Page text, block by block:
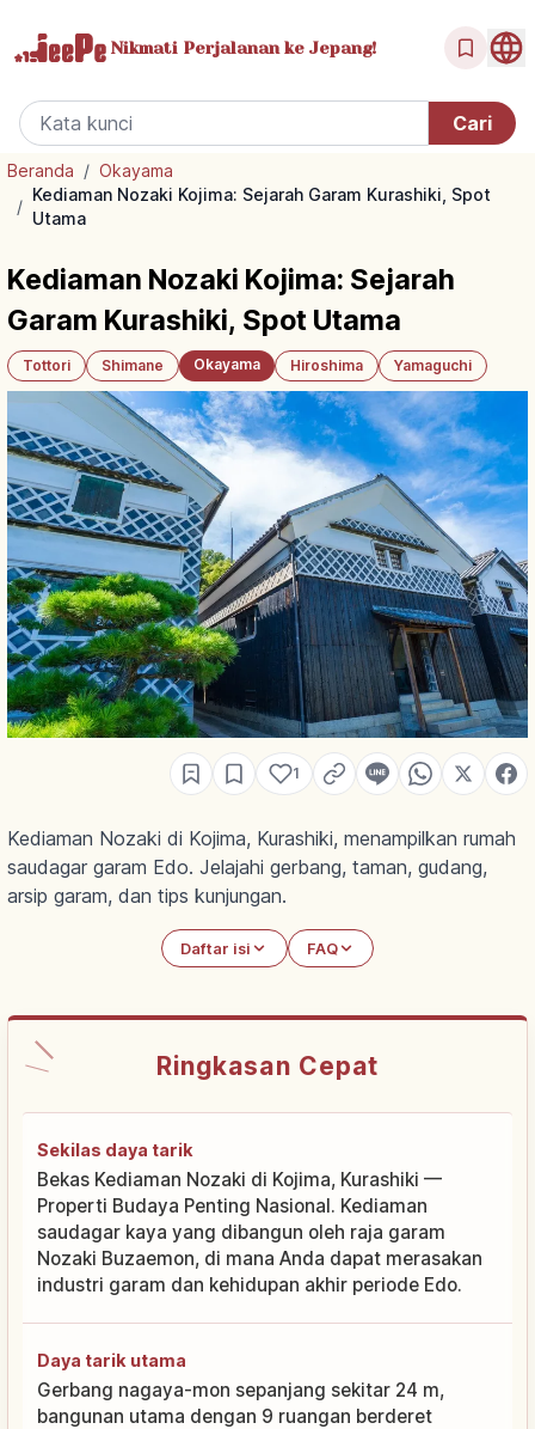
Nikmati Perjalanan ke Jepang!
Beranda / Okayama
/
Kediaman Nozaki Kojima: Sejarah Garam Kurashiki, Spot
Utama
Kediaman Nozaki Kojima: Sejarah
Garam Kurashiki, Spot Utama
Tottori Shimane Okayama Hiroshima Yamaguchi
1
Kediaman Nozaki di Kojima, Kurashiki, menampilkan rumah
saudagar garam Edo. Jelajahi gerbang, taman, gudang,
arsip garam, dan tips kunjungan.
Daftar isi FAQ
Ringkasan Cepat
Sekilas daya tarik
Bekas Kediaman Nozaki di Kojima, Kurashiki —
Properti Budaya Penting Nasional. Kediaman
saudagar kaya yang dibangun oleh raja garam
Nozaki Buzaemon, di mana Anda dapat merasakan
industri garam dan kehidupan akhir periode Edo.
Daya tarik utama
Gerbang nagaya-mon sepanjang sekitar 24 m,
bangunan utama dengan 9 ruangan berderet